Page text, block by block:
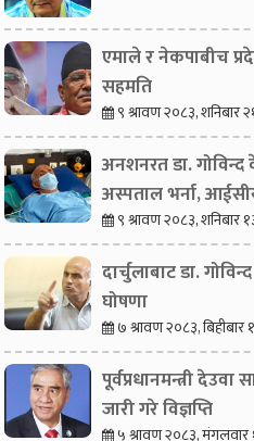
एमाले र नेकपाबीच
सहमति
९ श्रावण २०८३, शनिबार
अनशनरत डा.
अस्पताल भर्ना,
९ श्रावण २०८३, शनिबार
दार्चुलाबाट डा.
घोषणा
७ श्रावण २०८३, बिहीबार
पूर्वप्रधानमन्त्री
जारी गरे विज्ञप्ति
५ श्रावण २०८३,